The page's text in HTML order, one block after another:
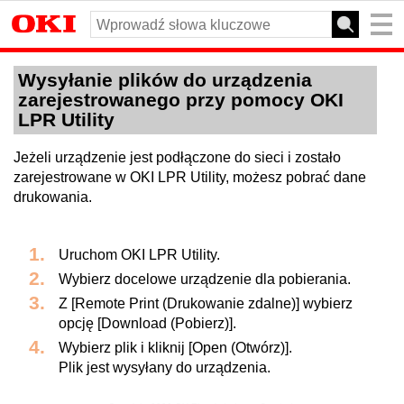
Wysyłanie plików do urządzenia
zarejestrowanego przy pomocy OKI
LPR Utility
Jeżeli urządzenie jest podłączone do sieci i zostało
zarejestrowane w OKI LPR Utility, możesz pobrać dane
drukowania.
Uruchom OKI LPR Utility.
Wybierz docelowe urządzenie dla pobierania.
Z [Remote Print (Drukowanie zdalne)] wybierz
opcję [Download (Pobierz)].
Wybierz plik i kliknij [Open (Otwórz)].
Plik jest wysyłany do urządzenia.